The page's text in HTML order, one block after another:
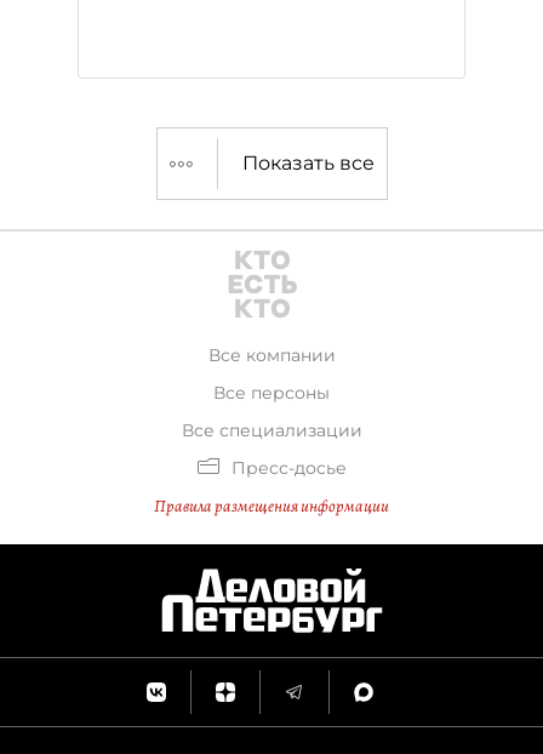
Показать все
Все компании
Все персоны
Все специализации
Пресс-досье
Правила размещения информации